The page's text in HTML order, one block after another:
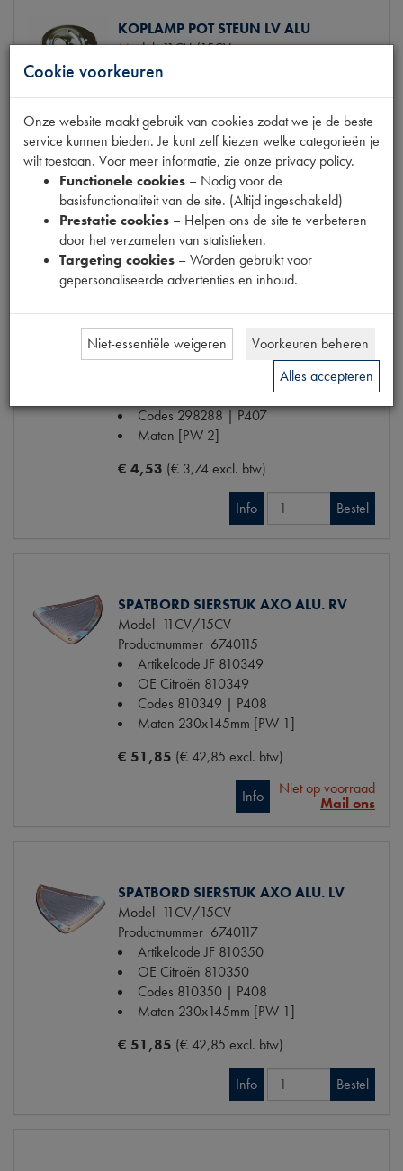
KOPLAMP POT STEUN LV ALU
Model11CV/15CV
Productnummer
Codes 1 | 298203 | C.11.60.06 | P407
Maten[PW 1]
€ 25,42(€ 21,01 excl. btw)
Info
Niet op voorraad
Mail ons
LAKBESCHERMER KOPLAMPSTEUN
Model11CV/15CV
Productnummer6740089
Codes298288 | P407
Maten [PW 2]
€ 4,53 (€ 3,74 excl. btw)
Info Bestel
SPATBORD SIERSTUK AXO ALU. RV
Model 11CV/15CV
Productnummer 6740115
Artikelcode JF 810349
OE Citroën 810349
Codes 810349 | P408
Maten 230x145mm [PW 1]
€ 51,85 (€ 42,85 excl. btw)
Info
Niet op voorraad
Mail ons
SPATBORD SIERSTUK AXO ALU. LV
Model 11CV/15CV
Productnummer 6740117
Artikelcode JF 810350
OE Citroën 810350
Codes 810350 | P408
Maten 230x145mm [PW 1]
€ 51,85 (€ 42,85 excl. btw)
Info Bestel
Cookie voorkeuren
Onze website maakt gebruik van cookies zodat we je de beste
service kunnen bieden. Je kunt zelf kiezen welke categorieën je
wilt toestaan. Voor meer informatie, zie onze privacy policy.
Functionele cookies – Nodig voor de
basisfunctionaliteit van de site. (Altijd ingeschakeld)
Prestatie cookies – Helpen ons de site te verbeteren
door het verzamelen van statistieken.
Targeting cookies – Worden gebruikt voor
gepersonaliseerde advertenties en inhoud.
Niet-essentiële weigeren
Voorkeuren beheren
Alles accepteren